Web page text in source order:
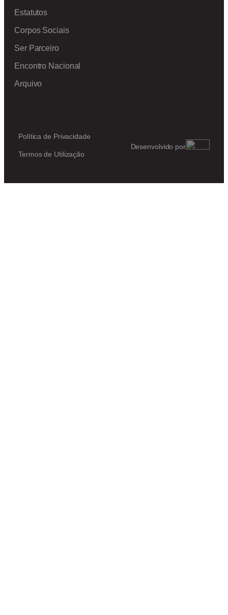
Estatutos
Corpos Sociais
Ser Parceiro
Encontro Nacional
Arquivo
Política de Privacidade
Termos de Utilização
Desenvolvido por